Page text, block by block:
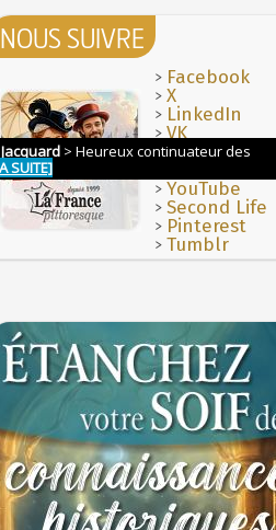
NOUS SUIVRE
> Facebook
>X
> LinkedIn
>VK
>Instagram
>YouTube
>Second Life
> Pinterest
>Tumblr